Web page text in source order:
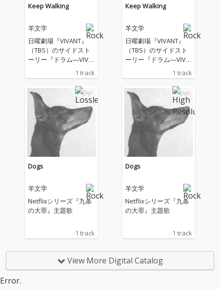
Keep Walking
羊文学
日曜劇場『VIVANT』
（TBS）のサイドスト
ーリー『ドラム―VIVA
NT THE ORIGIN STORY
―』の主題歌
1 track
Keep Walking
羊文学
日曜劇場『VIVANT』
（TBS）のサイドスト
ーリー『ドラム―VIVA
NT THE ORIGIN STORY
―』の主題歌
1 track
Dogs
羊文学
Netflixシリーズ『九条
の大罪』主題歌
1 track
Dogs
羊文学
Netflixシリーズ『九条
の大罪』主題歌
1 track
View More Digital Catalog
Error.